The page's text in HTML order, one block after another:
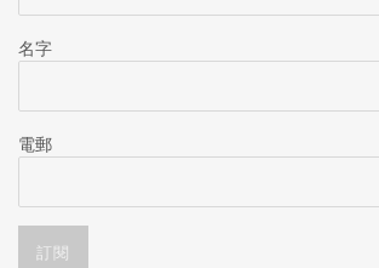
名字
電郵
訂閱